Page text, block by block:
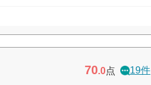
70.0点 19件